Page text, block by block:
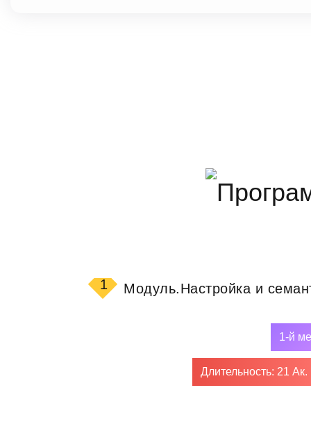
1 Модуль.Настройка и
1-й
Длительность: 21 Ак.